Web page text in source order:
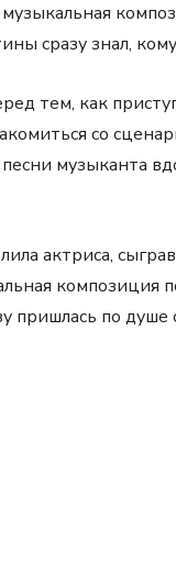
сразу знал,
тем, как
со
музыканта
актриса,
композиция
пришлась по душе